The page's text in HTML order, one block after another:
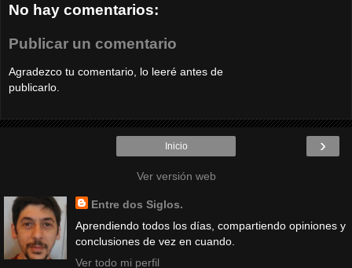
No hay comentarios:
Publicar un comentario
Agradezco tu comentario, lo leeré antes de
publicarlo.
›
Inicio
Ver versión web
Entre dos Siglos.
Aprendiendo todos los días, compartiendo opiniones y
conclusiones de vez en cuando.
Ver todo mi perfil